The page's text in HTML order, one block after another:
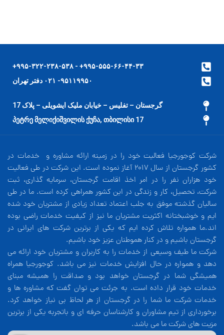
۹۹۵-۵۵۵-۶۶-۴۴-۳۳+ - ۹۹۵-۳۲۲-۲۳۸-۵۳۸+
۹۵۱۱۹۹۵۰- ۰۲۱ دفتر تهران
گرجستان – تفلیس – خیابان ملیک ایشویلی – پلاک 17
17 პეტრე მელიქიშვილის ქუჩა, თბილისი
شرکت کوجورجیا فعالیت خود را در زمینه ارائه مشاوره و خدمات در
کشور گرجستان از سال 2017 آغاز نموده است. این شرکت در طی فعالیت
خود هزاران نفر را در امر اخذ اقامت گرجستان، سرمایه گذاری، ثبت
شرکت، تحصیل، کار و زندگی در این کشور همراهی کرده است. ما در طی
سالیان گذشته موفق به جلب اعتماد تعداد زیادی از مشتریان خود شده
ایم و خوشبختانه اکثریت مشتریان ما نیز از کیفیت خدمات راضی بوده
اند.ما همواره تلاش کرده ایم که یکی از برترین شرکت های ایرانی در
گرجستان باشیم و در کنار هموطنان عزیز خود باشیم.
شرکت ما طیف وسیعی از خدمات را به کاربران و مشتریان خود ارائه می
دهد و همواره در حال افزایش خدمات نیز می باشد. کوجورجیا همراه
همیشگی شما در گرجستان خواهد بود و صداقت را همیشه مبنای
خدمات خود قرار داده است. به جرئت می توان گفت که مشاوره ها و
خدمات شرکت ما شما را در گرجستان از هر لحاظ بی نیاز خواهد کرد.
برخورداری از تیم مشاوران و کارشناسان حرفه ای و باتجربه یکی از برترین
مزیت های شرکت ما می باشد.